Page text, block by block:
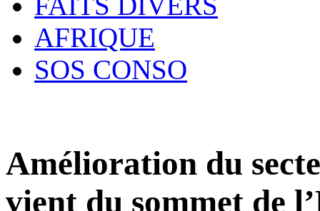
AFRIQUE
SOS CONSO
Amélioration du
vient du sommet de